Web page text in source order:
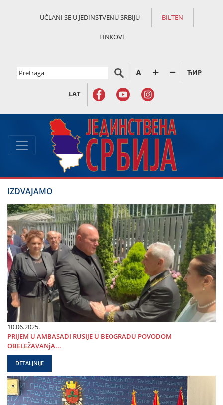
UČLANI SE U JEDINSTVENU SRBIJU BILTEN
LINKOVI
ЋИР
LAT
IZDVAJAMO
10.06.2025.
PRIЈEM U AMBASADI RUSIЈE U BEOGRADU POVODOM
OBELEŽAVANjA...
DETALJNIJE